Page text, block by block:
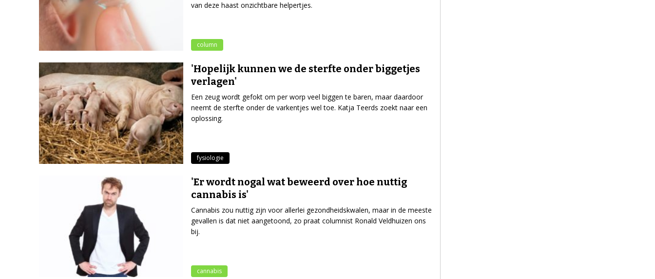
van deze haast onzichtbare helpertjes.
column
'Hopelijk kunnen we de sterfte onder biggetjes
verlagen'
Een zeug wordt gefokt om per worp veel biggen te baren, maar daardoor
neemt de sterfte onder de varkentjes wel toe. Katja Teerds zoekt naar een
oplossing.
fysiologie
'Er wordt nogal wat beweerd over hoe nuttig
cannabis is'
Cannabis zou nuttig zijn voor allerlei gezondheidskwalen, maar in de meeste
gevallen is dat niet aangetoond, zo praat columnist Ronald Veldhuizen ons
bij.
cannabis